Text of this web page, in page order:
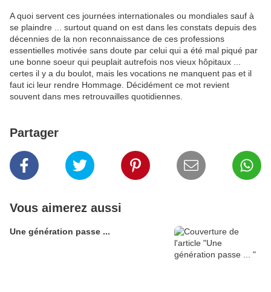
A quoi servent ces journées internationales ou mondiales sauf à
se plaindre ... surtout quand on est dans les constats depuis des
décennies de la non reconnaissance de ces professions
essentielles motivée sans doute par celui qui a été mal piqué par
une bonne soeur qui peuplait autrefois nos vieux hôpitaux ...
certes il y a du boulot, mais les vocations ne manquent pas et il
faut ici leur rendre Hommage. Décidément ce mot revient
souvent dans mes retrouvailles quotidiennes.
Partager
Vous aimerez aussi
Une génération passe ...